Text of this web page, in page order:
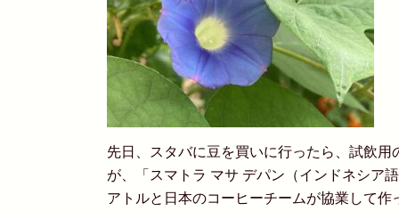
先日、スタバに豆を買いに行ったら、試飲用
が、「スマトラ マサ デパン（インドネシア
アトルと日本のコーヒーチームが協業して作